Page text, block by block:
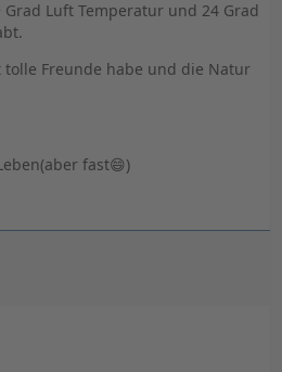
Nordsee im Herbst vermutlich
Luft Temperatur und 24 Grad
tolle Freunde habe und die Natur
fast😄)